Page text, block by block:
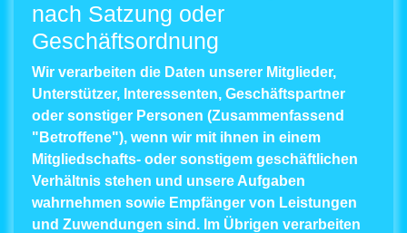
nach Satzung oder
Geschäftsordnung
Wir verarbeiten die Daten unserer Mitglieder,
Unterstützer, Interessenten, Geschäftspartner
oder sonstiger Personen (Zusammenfassend
"Betroffene"), wenn wir mit ihnen in einem
Mitgliedschafts- oder sonstigem geschäftlichen
Verhältnis stehen und unsere Aufgaben
wahrnehmen sowie Empfänger von Leistungen
und Zuwendungen sind. Im Übrigen verarbeiten